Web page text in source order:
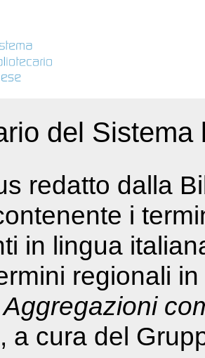
del
redatto dalla
i
in lingua
regionali
Aggregazioni
a cura del